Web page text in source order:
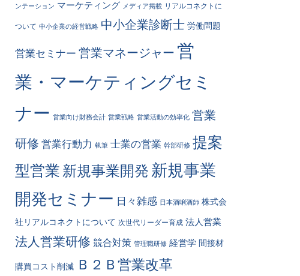
ンテーション マーケティング メディア掲載 リアルコネクトに
ついて 中小企業の経営戦略 中小企業診断士 労働問題
営業セミナー 営業マネージャー 営
業・マーケティングセミ
ナー 営業向け財務会計 営業戦略 営業活動の効率化 営業
研修 営業行動力 執筆 士業の営業 幹部研修 提案
型営業 新規事業開発 新規事業
開発セミナー 日々雑感 日本酒唎酒師 株式会
社リアルコネクトについて 次世代リーダー育成 法人営業
法人営業研修 競合対策 管理職研修 経営学 間接材
購買コスト削減 Ｂ２Ｂ営業改革